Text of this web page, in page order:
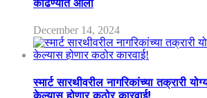
काढण्यात आला
December 14, 2024
स्मार्ट सारथीवरील नागरिकांच्या तक्रारी